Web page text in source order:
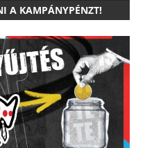
A KAMPÁNYPÉNZT!